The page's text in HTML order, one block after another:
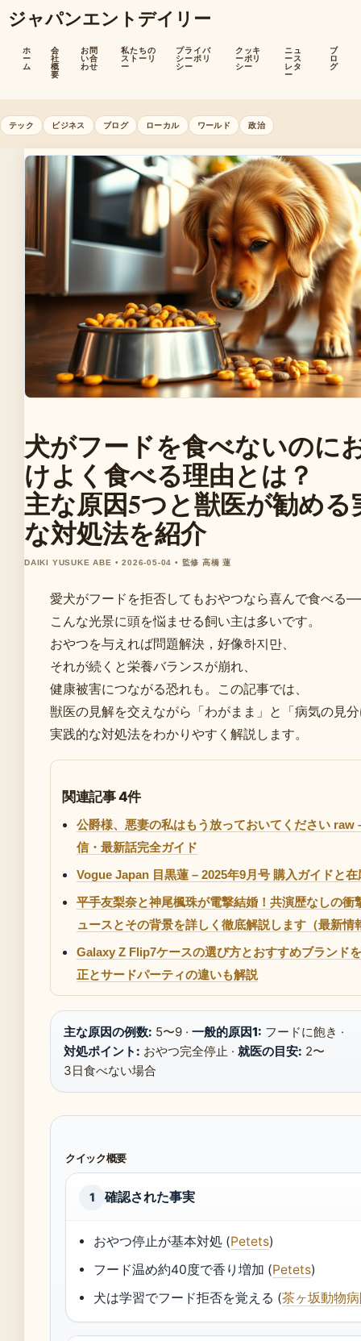
ジャパンエントデイリー
ホ
ー
ム
会
社
概
要
お問
い合
わせ
私たちの
ストーリ
ー
プライバ
シーポリ
シー
クッキ
ーポリ
シー
ニュ
ース
レタ
ー
ブ
ロ
グ
テック ビジネス ブログ ローカル ワールド 政治
犬がフードを食べないのに
けよく食べる理由とは？
主な原因5つと獣医が勧める
な対処法を紹介
DAIKI YUSUKE ABE • 2026-05-04 • 監修 高橋 蓮
愛犬がフードを拒否してもおやつなら喜んで食べる
こんな光景に頭を悩ませる飼い主は多いです。
おやつを与えれば問題解決，好像하지만、
それが続くと栄養バランスが崩れ、
健康被害につながる恐れも。この記事では、
獣医の見解を交えながら「わがまま」と「病気の見
実践的な対処法をわかりやすく解説します。
関連記事 4件
公爵様、悪妻の私はもう放っておいてください raw
信・最新話完全ガイド
Vogue Japan 目黒蓮 – 2025年9月号 購入ガイドと在
平手友梨奈と神尾楓珠が電撃結婚！共演歴なしの衝
ュースとその背景を詳しく徹底解説します（最新情
Galaxy Z Flip7ケースの選び方とおすすめブランド
正とサードパーティの違いも解説
主な原因の例数: 5〜9 · 一般的原因1: フードに飽き ·
対処ポイント: おやつ完全停止 · 就医の目安: 2〜
3日食べない場合
クイック概要
1 確認された事実
おやつ停止が基本対処 (Petets)
フード温め約40度で香り増加 (Petets)
犬は学習でフード拒否を覚える (茶ヶ坂動物